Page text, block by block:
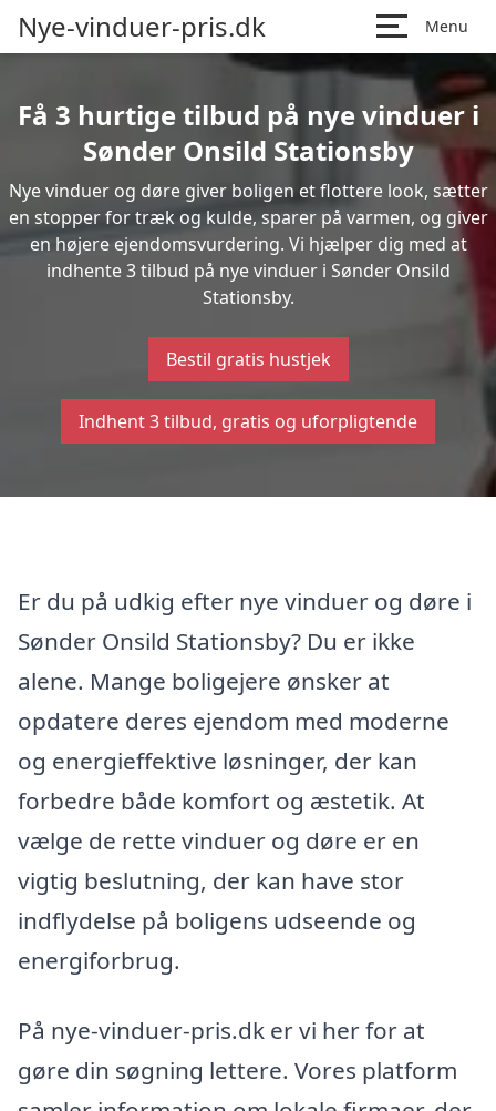
Nye-vinduer-pris.dk Menu
Få 3 hurtige tilbud på nye vinduer i
Sønder Onsild Stationsby
Nye vinduer og døre giver boligen et flottere look, sætter
en stopper for træk og kulde, sparer på varmen, og giver
en højere ejendomsvurdering. Vi hjælper dig med at
indhente 3 tilbud på nye vinduer i Sønder Onsild
Stationsby.
Bestil gratis hustjek
Indhent 3 tilbud, gratis og uforpligtende
Er du på udkig efter nye vinduer og døre i
Sønder Onsild Stationsby? Du er ikke
alene. Mange boligejere ønsker at
opdatere deres ejendom med moderne
og energieffektive løsninger, der kan
forbedre både komfort og æstetik. At
vælge de rette vinduer og døre er en
vigtig beslutning, der kan have stor
indflydelse på boligens udseende og
energiforbrug.
På nye-vinduer-pris.dk er vi her for at
gøre din søgning lettere. Vores platform